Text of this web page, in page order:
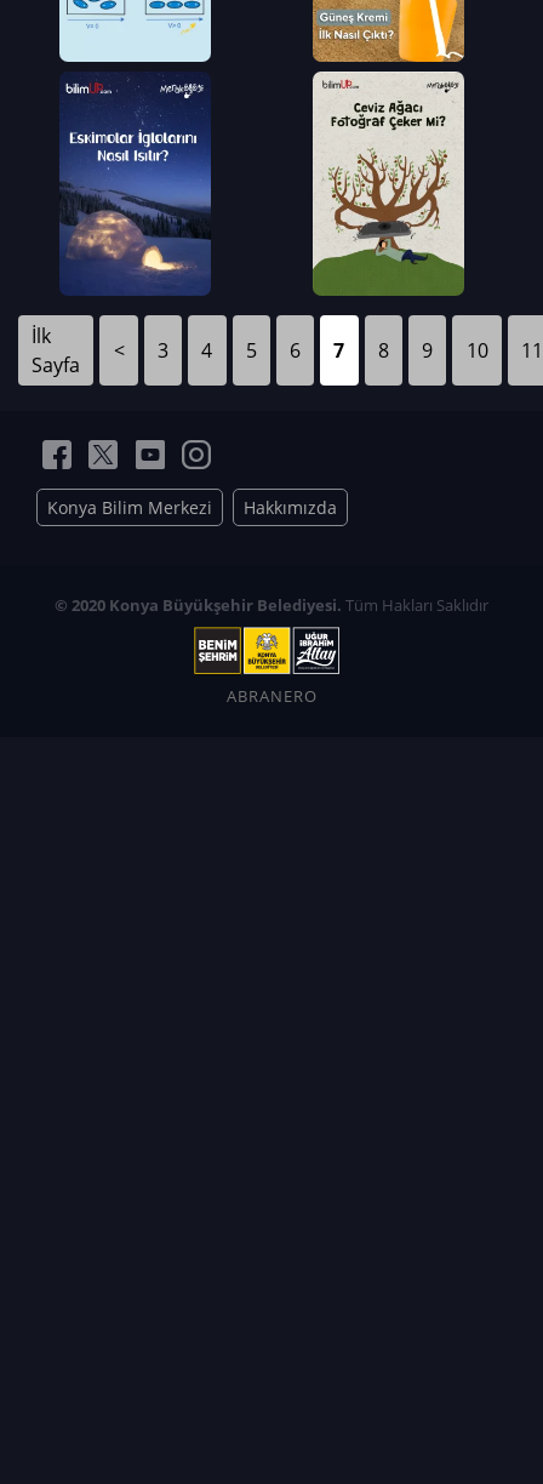
İlk
Sayfa
< 3 4 5 6 7 8 9 10 11
Konya Bilim Merkezi Hakkımızda
© 2020 Konya Büyükşehir Belediyesi. Tüm Hakları Saklıdır
ABRANERO